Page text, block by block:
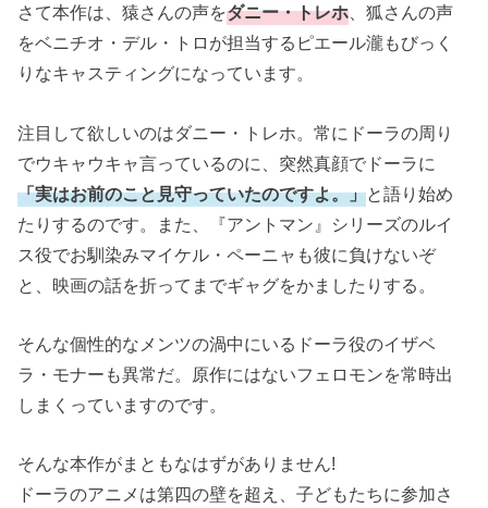
さて本作は、猿さんの声をダニー・トレホ 、狐さんの声
をベニチオ・デル・トロが担当するピエール瀧もびっく
りなキャスティングになっています。
注目して欲しいのはダニー・トレホ。常にドーラの周り
でウキャウキャ言っているのに、突然真顔でドーラに
「実はお前のこと見守っていたのですよ。」と語り始め
たりするのです。また、『アントマン』シリーズのルイ
ス役でお馴染みマイケル・ペーニャも彼に負けないぞ
と、映画の話を折ってまでギャグをかましたりする。
そんな個性的なメンツの渦中にいるドーラ役のイザベ
ラ・モナーも異常だ。原作にはないフェロモンを常時出
しまくっていますのです。
そんな本作がまともなはずがありません!
ドーラのアニメは第四の壁を超え、子どもたちに参加さ